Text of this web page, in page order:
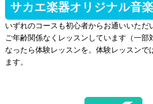
サカエ楽器オリジナル音
いずれのコースも初心者からお通いいただ
ご年齢関係なくレッスンしています（一部
なったら体験レッスンを。体験レッスンで
ます。